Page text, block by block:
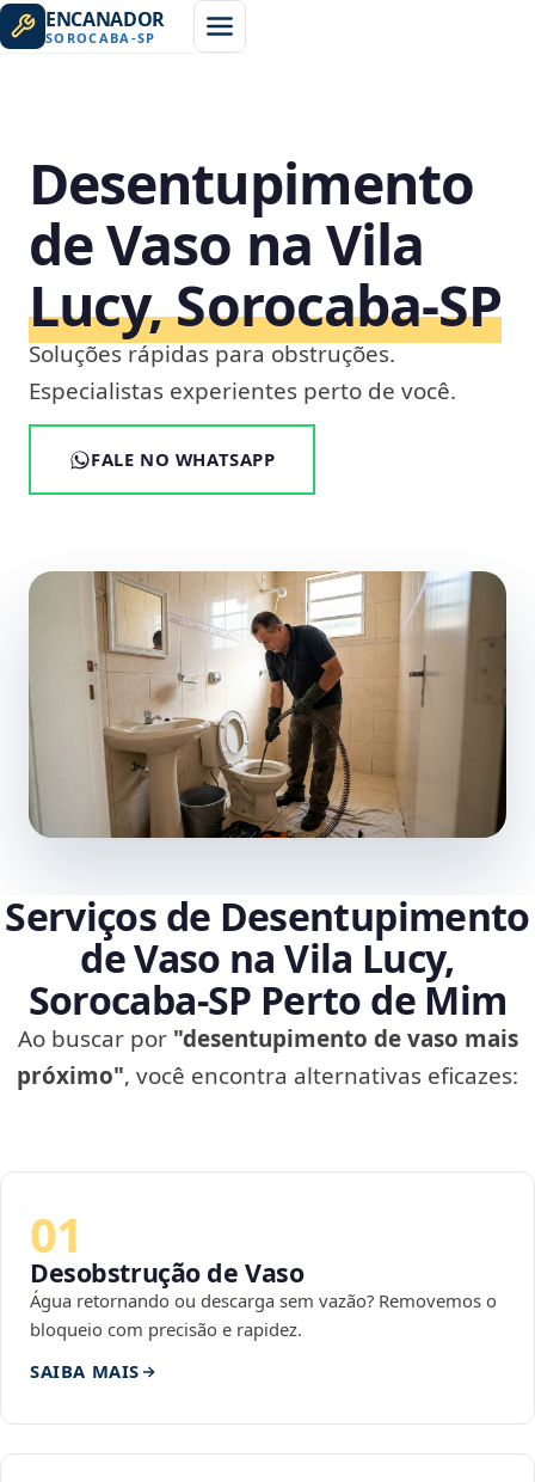
ENCANADOR
SOROCABA -SP
Desentupimento
de Vaso na Vila
Lucy, Sorocaba‑SP
Soluções rápidas para obstruções.
Especialistas experientes perto de você.
FALE NO WHATSAPP
Serviços de Desentupimento
de Vaso na Vila Lucy,
Sorocaba‑SP Perto de Mim
Ao buscar por "desentupimento de vaso mais
próximo", você encontra alternativas eficazes:
01
Desobstrução de Vaso
Água retornando ou descarga sem vazão? Removemos o
bloqueio com precisão e rapidez.
SAIBA MAIS